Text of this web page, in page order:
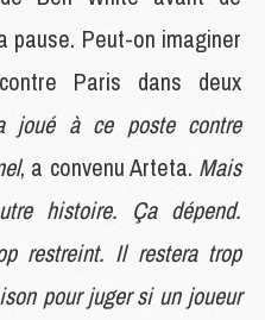
pause. Peut-on imaginer
Paris dans deux
joué à ce poste contre
, a convenu Arteta. Mais
histoire. Ça dépend.
restreint. Il restera trop
pour juger si un joueur